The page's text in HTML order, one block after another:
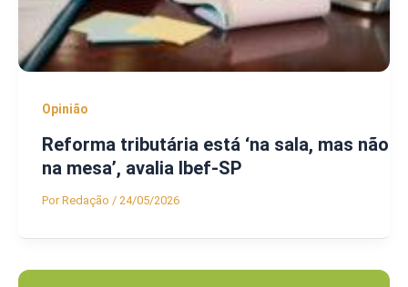
Opinião
Reforma tributária está ‘na sala, mas não
na mesa’, avalia Ibef-SP
PorRedação / 24/05/2026